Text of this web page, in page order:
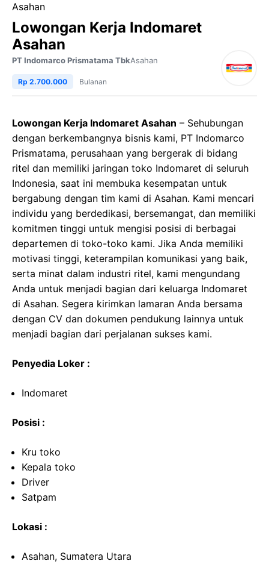
Asahan
Lowongan Kerja Indomaret
Asahan
PT Indomarco Prismatama TbkAsahan
Rp 2.700.000 Bulanan
Lowongan Kerja Indomaret Asahan – Sehubungan
dengan berkembangnya bisnis kami, PT Indomarco
Prismatama, perusahaan yang bergerak di bidang
ritel dan memiliki jaringan toko Indomaret di seluruh
Indonesia, saat ini membuka kesempatan untuk
bergabung dengan tim kami di Asahan. Kami mencari
individu yang berdedikasi, bersemangat, dan memiliki
komitmen tinggi untuk mengisi posisi di berbagai
departemen di toko-toko kami. Jika Anda memiliki
motivasi tinggi, keterampilan komunikasi yang baik,
serta minat dalam industri ritel, kami mengundang
Anda untuk menjadi bagian dari keluarga Indomaret
di Asahan. Segera kirimkan lamaran Anda bersama
dengan CV dan dokumen pendukung lainnya untuk
menjadi bagian dari perjalanan sukses kami.
Penyedia Loker :
Indomaret
Posisi :
Kru toko
Kepala toko
Driver
Satpam
Lokasi :
Asahan, Sumatera Utara